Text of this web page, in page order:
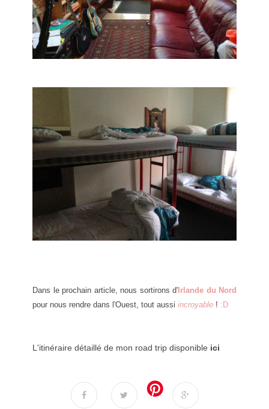
Dans le prochain article, nous sortirons d' Irlande du Nord
pour nous rendre dans l'Ouest, tout aussi incroyable ! :D
L'itinéraire détaillé de mon road trip disponible ici